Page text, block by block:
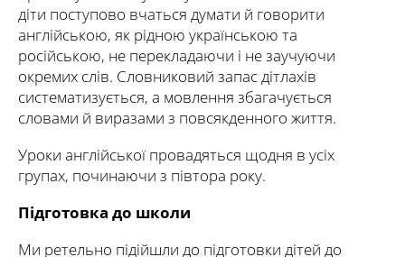
діти поступово вчаться думати й говорити
англійською, як рідною українською та
російською, не перекладаючи і не заучуючи
окремих слів. Словниковий запас дітлахів
систематизується, а мовлення збагачується
словами й виразами з повсякденного життя.
Уроки англійської провадяться щодня в усіх
групах, починаючи з півтора року.
Підготовка до школи
Ми ретельно підійшли до підготовки дітей до